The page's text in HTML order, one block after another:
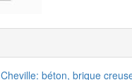
Cheville: béton, brique